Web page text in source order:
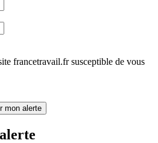
francetravail.fr susceptible de vous
mon alerte